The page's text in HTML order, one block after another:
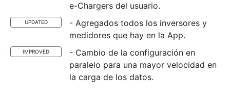
e-Chargers del usuario.
UPDATED
- Agregados todos los inversores y
medidores que hay en la App.
IMPROVED
- Cambio de la configuración en
paralelo para una mayor velocidad en
la carga de los datos.